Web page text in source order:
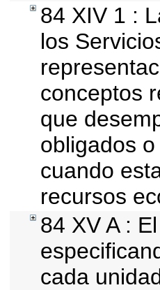
84 XIV 1 :
los
conceptos
que
obligados
cuando
recursos
84 XV A :
cada